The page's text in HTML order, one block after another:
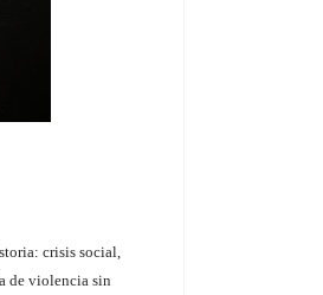
crisis social,
de violencia sin